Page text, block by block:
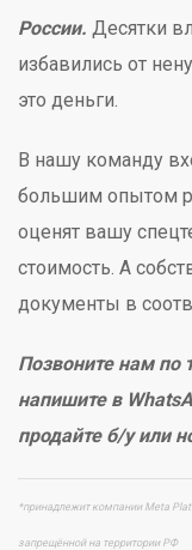
России. Десятки
избавились от
это деньги.
В нашу команду
большим опытом
оценят вашу
стоимость. А
документы в
Позвоните нам по
напишите в
продайте б/у или
*принадлежит компании Meta
запрещённой на территории РФ